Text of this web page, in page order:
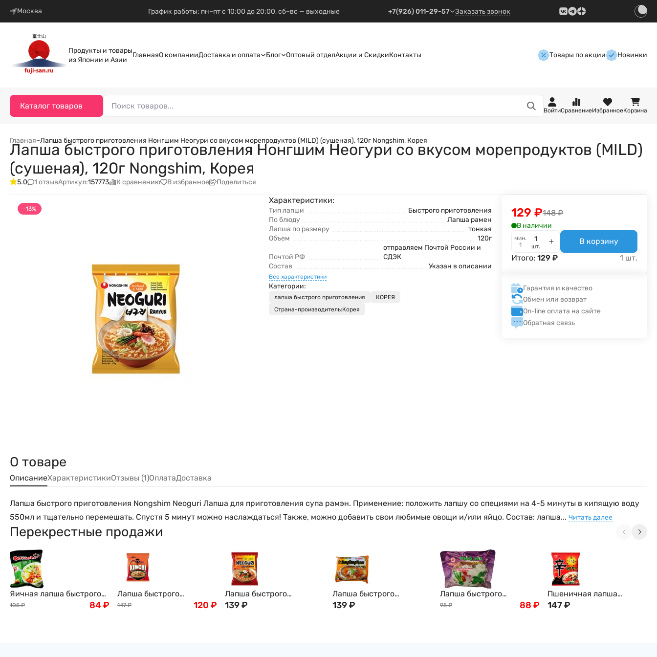
Москва График работы: пн–пт с 10:00 до 20:00, сб–вс — выходные +7(926) 011-29-57 Заказать звонок
Продукты и товары
из Японии и Азии
ГлавнаяО компанииДоставка и оплата Блог Оптовый отделАкции и СкидкиКонтакты Товары по акции Новинки
Каталог товаров
ВойтиСравнениеИзбранноеКорзина
Главная–Лапша быстрого приготовления Нонгшим Неогури со вкусом морепродуктов (MILD) (сушеная), 120г Nongshim, Корея
Лапша быстрого приготовления Нонгшим Неогури со вкусом морепродуктов (MILD)
(сушеная), 120г Nongshim, Корея
5.0 1 отзывАртикул:157773 К сравнению В избранное Поделиться
-13%
Характеристики:
Тип лапши
Быстрого приготовления
По блюду
Лапша рамен
Лапша по размеру
тонкая
Объем
120г
Почтой РФ
отправляем Почтой России и
СДЭК
Состав
Указан в описании
Все характеристики
Категории:
лапша быстрого приготовления
КОРЕЯ
Страна-производитель:Корея
148 ₽
129 ₽
В наличии
мин.
1
шт.
В корзину
Итого:129 ₽ 1 шт.
Гарантия и качество
Обмен или возврат
On-line оплата на сайте
Обратная связь
О товаре
ОписаниеХарактеристикиОтзывы (1)ОплатаДоставка
Лапша быстрого приготовления Nongshim Neoguri Лапша для приготовления супа рамэн. Применение: положить лапшу со специями на 4-5 минуты в кипящую воду
550мл и тщательно перемешать. Спустя 5 минут можно наслаждаться! Также, можно добавить свои любимые овощи и/или яйцо. Состав: лапша... Читать далее
Перекрестные продажи
Яичная лапша быстрого
приготовления OMACHI
105 ₽ 84₽
Лапша быстрого
приготовления Нонгшим
147 ₽ 120 ₽
Лапша быстрого
приготовления Нонгшим
139₽
Лапша быстрого
приготовления Нонгшим
139₽
Лапша быстрого
приготовления рисовая
95 ₽ 88 ₽
Пшеничная лапша
быстрого приготовления
147₽